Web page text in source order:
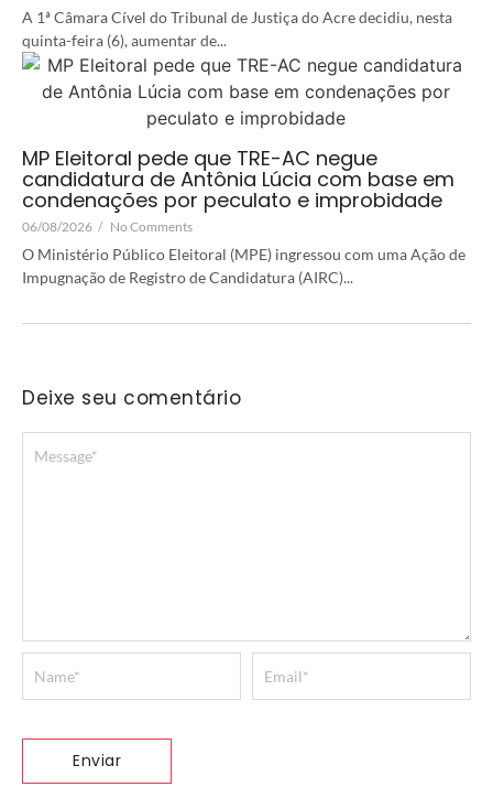
A 1ª Câmara Cível do Tribunal de Justiça do Acre decidiu, nesta
quinta-feira (6), aumentar de...
MP Eleitoral pede que TRE-AC negue
candidatura de Antônia Lúcia com base em
condenações por peculato e improbidade
06/08/2026 / No Comments
O Ministério Público Eleitoral (MPE) ingressou com uma Ação de
Impugnação de Registro de Candidatura (AIRC)...
Deixe seu comentário